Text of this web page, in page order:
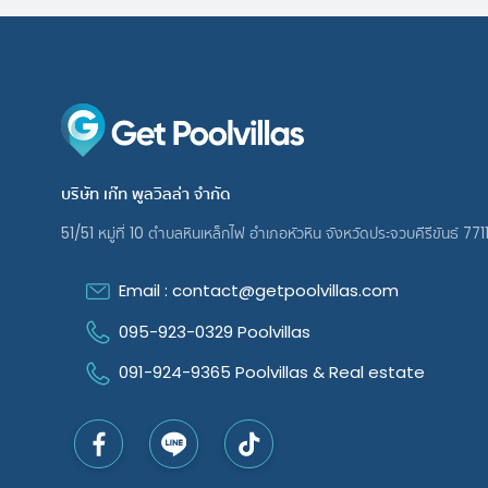
บริษัท เก๊ท พูลวิลล่า จํากัด
51/51 หมู่ที่ 10 ตําบลหินเหล็กไฟ อําเภอหัวหิน จังหวัดประจวบคีรีขันธ์
Email : contact@getpoolvillas.com
095-923-0329 Poolvillas
091-924-9365 Poolvillas & Real estate